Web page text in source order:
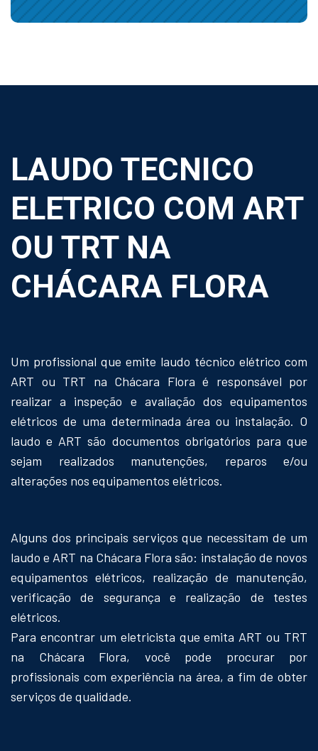
LAUDO TECNICO
ELETRICO COM ART
OU TRT NA
CHÁCARA FLORA
Um profissional que emite laudo técnico elétrico com
ART ou TRT na Chácara Flora é responsável por
realizar a inspeção e avaliação dos equipamentos
elétricos de uma determinada área ou instalação. O
laudo e ART são documentos obrigatórios para que
sejam realizados manutenções, reparos e/ou
alterações nos equipamentos elétricos.
Alguns dos principais serviços que necessitam de um
laudo e ART na Chácara Flora são: instalação de novos
equipamentos elétricos, realização de manutenção,
verificação de segurança e realização de testes
elétricos.
Para encontrar um eletricista que emita ART ou TRT
na Chácara Flora, você pode procurar por
profissionais com experiência na área, a fim de obter
serviços de qualidade.